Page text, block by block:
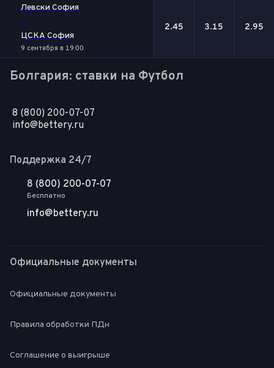
Левски София
-
ЦСКА София
9 сентября в 19:00
2.45 3.15 2.95
Болгария: ставки на Футбол
8 (800) 200-07-07
info@bettery.ru
Поддержка 24/7
8 (800) 200-07-07
Бесплатно
info@bettery.ru
Официальные документы
Официальные документы
Правила обработки ПДн
Соглашение о выигрыше